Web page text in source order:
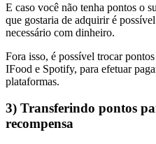
E caso você não tenha pontos o
que gostaria de adquirir é
necessário com dinheiro.
Fora isso, é possível trocar
IFood e Spotify, para efetuar
plataformas.
3) Transferindo pontos
recompensa